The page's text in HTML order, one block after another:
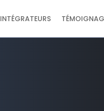
INTÉGRATEURS